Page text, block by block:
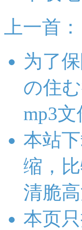
上一首：
为了
の住
mp3
本站
缩，
清脆高
本页